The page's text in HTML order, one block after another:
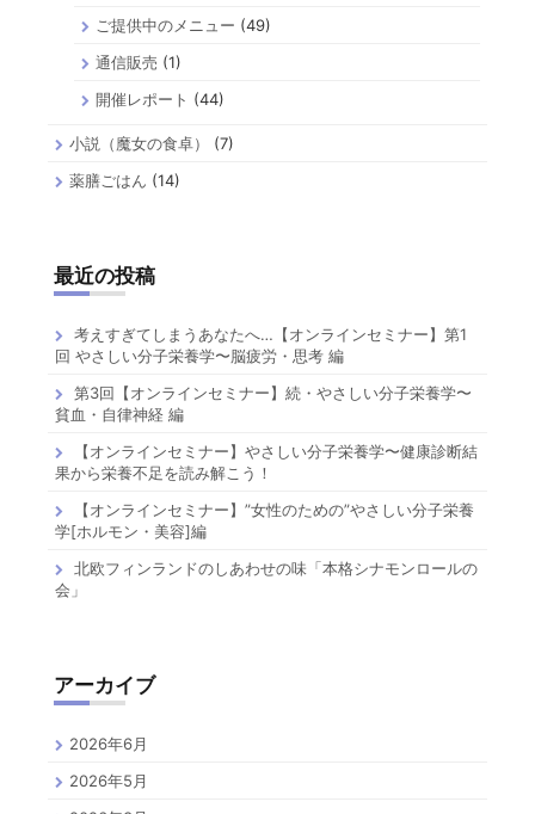
ご提供中のメニュー (49)
通信販売 (1)
開催レポート (44)
小説（魔女の食卓）
(7)
薬膳ごはん (14)
最近の投稿
考えすぎてしまうあなたへ…【オンラインセミナー】第1
回 やさしい分子栄養学〜脳疲労・思考 編
第3回【オンラインセミナー】続・やさしい分子栄養学〜
貧血・自律神経 編
【オンラインセミナー】やさしい分子栄養学〜健康診断結
果から栄養不足を読み解こう！
【オンラインセミナー】”女性のための”やさしい分子栄養
学[ホルモン・美容]編
北欧フィンランドのしあわせの味「本格シナモンロールの
会」
アーカイブ
2026年6月
2026年5月